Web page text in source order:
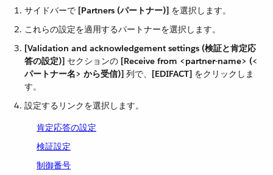
サイドバーで ​ [Partners (パートナー)] ​ を選択します。
これらの設定を適用するパートナーを選択します。
[Validation and acknowledgement settings (検証と肯定応
答の設定)] ​ セクションの ​ [Receive from <partner-name> (<
パートナー名> から受信)] ​ 列で、​ [EDIFACT] ​ をクリックしま
す。
設定するリンクを選択します。
肯定応答の設定
検証設定
制御番号